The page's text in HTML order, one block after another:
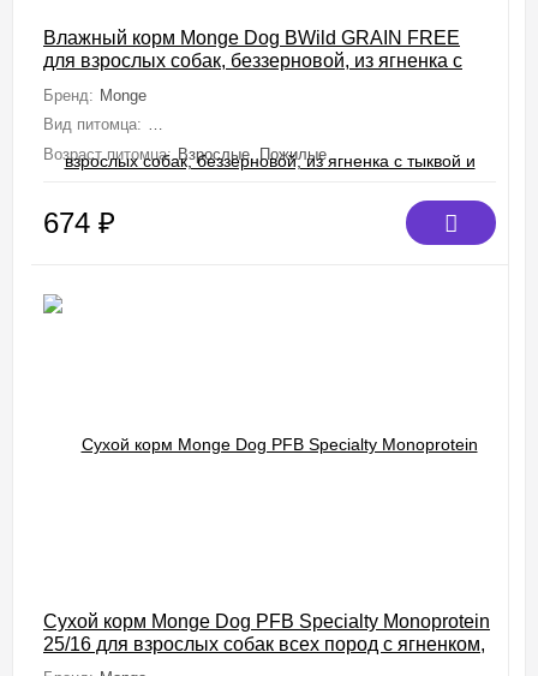
Влажный корм Monge Dog BWild GRAIN FREE
для взрослых собак, беззерновой, из ягненка с
Бренд: Monge
Вид питомца: Собаки (Мелкие, Средние, Крупные, Миниатюрные)
Возраст питомца: Взрослые, Пожилые
674 ₽
Сухой корм Monge Dog PFB Specialty Monoprotein
25/16 для взрослых собак всех пород с ягненком,
рисом и картофелем 15 кг